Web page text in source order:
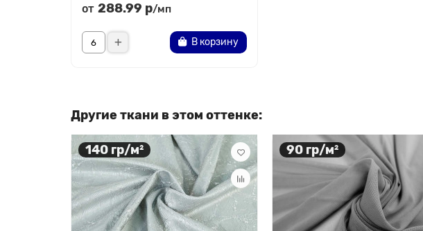
от 288.99 р/мп
В корзину
Другие ткани в этом оттенке:
140 гр/м² 90 гр/м²